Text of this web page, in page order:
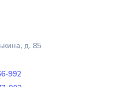
д. 85
992